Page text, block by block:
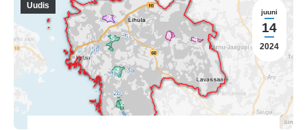
juuni
14
2024
Uudis